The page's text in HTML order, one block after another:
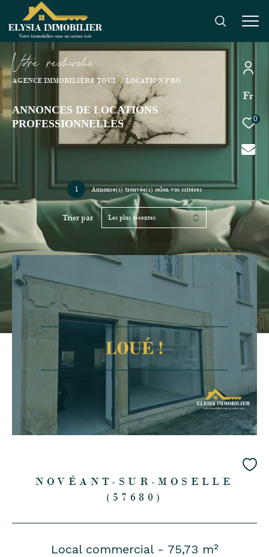
Fr
0
Vore recece
AGENCE IMMOBILIÈRE TOUL LOCATION PRO
ANNONCES DE LOCATIONS
PROFESSIONNELLES
1 Annonce(s) trouvée(s) selon vos critères
Trier par Les plus récentes
NOVÉANT-SUR-MOSELLE
(57680)
Local commercial - 75,73 m²